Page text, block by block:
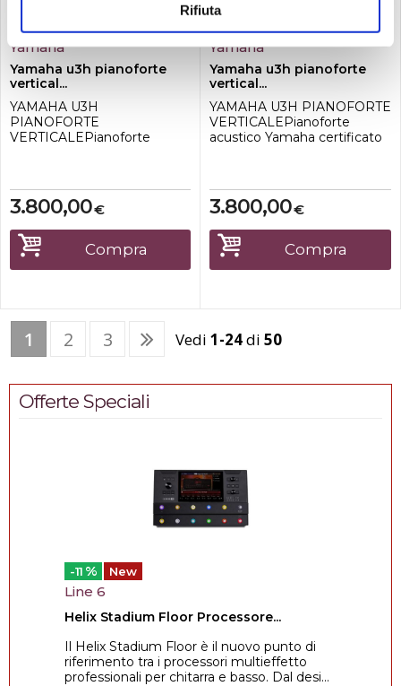
Rifiuta
ricondizionato
Yamaha
Yamaha u3h pianoforte
vertical...
YAMAHA U3H
PIANOFORTE
VERTICALEPianoforte
marca Yamaha, è corredato
di certificato originale di
provenienza JUPA (Japan
Used Piano Association),
ente giapponese che
attesta autenticità,
€
3.800,00
Compra
Yamaha
Yamaha u3h pianoforte
vertical...
YAMAHA U3H PIANOFORTE
VERTICALEPianoforte
acustico Yamaha certificato
di certificato originale di
provenienza JUPA (Japan
Used Piano Association),
ente giapponese che attesta
autenticità, tracciabilità e
rispetto ...
€
3.800,00
Compra
1 2 3 Vedi 1-24di 50
Offerte Speciali
-11 % New
Line 6
Helix Stadium Floor Processore...
Il Helix Stadium Floor è il nuovo punto di
riferimento tra i processori multieffetto
professionali per chitarra e basso. Dal desi...